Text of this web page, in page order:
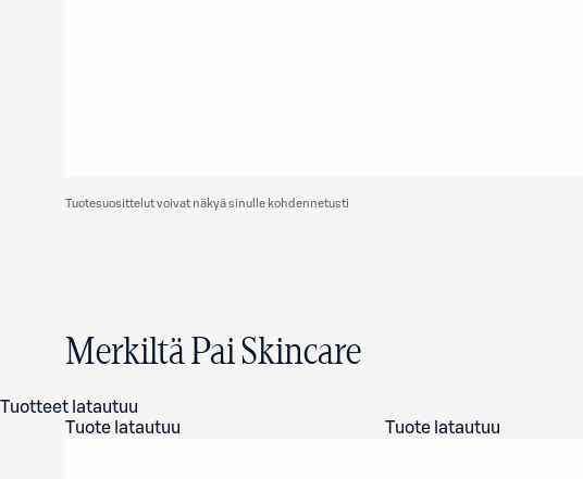
Tuotesuosittelut voivat näkyä sinulle kohdennetusti
Merkiltä Pai Skincare
Tuotteet latautuu
Tuote latautuu
Tuote latautuu